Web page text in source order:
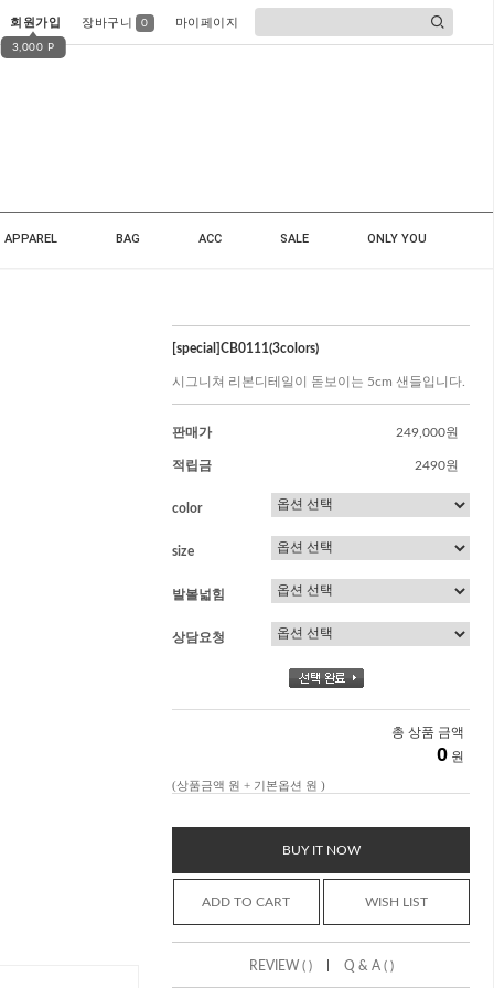
회원가입
3,000 P
장바구니 0 마이페이지
APPAREL BAG ACC SALE ONLY YOU
[special]CB0111(3colors)
시그니쳐 리본디테일이 돋보이는 5cm 샌들입니다.
판매가 249,000원
적립금 2490원
color
size
발볼넓힘
상담요청
총 상품 금액
0 원
(상품금액 원 + 기본옵션 원 )
BUY IT NOW
ADD TO CART WISH LIST
REVIEW ( ) Q & A ( )